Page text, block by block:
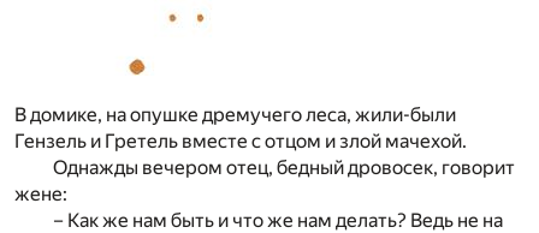
В домике, на опушке дремучего леса, жили-были
Гензель и Гретель вместе с отцом и злой мачехой.
Однажды вечером отец, бедный дровосек, говорит
жене:
– Как же нам быть и что же нам делать? Ведь не на